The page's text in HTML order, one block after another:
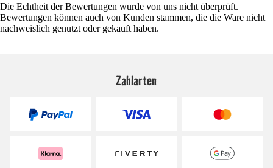
Die Echtheit der Bewertungen wurde von uns nicht überprüft.
Bewertungen können auch von Kunden stammen, die die Ware nicht
nachweislich genutzt oder gekauft haben.
Zahlarten